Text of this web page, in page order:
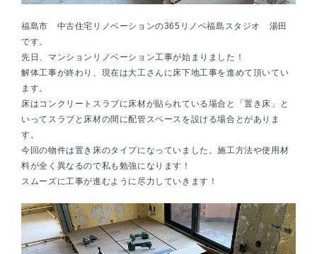
福島市 中古住宅リノベーションの365リノベ福島スタジオ 湯田
です。
先日、マンションリノベーション工事が始まりました！
解体工事が終わり、現在は大工さんに床下地工事を進めて頂いてい
ます。
床はコンクリートスラブに床材が貼られている場合と「置き床」と
いってスラブと床材の間に配管スペースを設ける場合とがありま
す。
今回の物件は置き床のタイプになっていました。施工方法や使用材
料が全く異なるので私も勉強になります！
スムーズに工事が進むように尽力していきます！